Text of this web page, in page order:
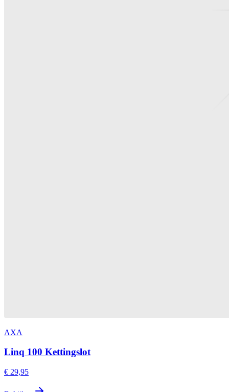
AXA
Linq 100 Kettingslot
€ 29,95